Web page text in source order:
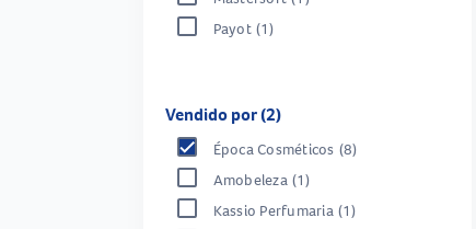
Payot (1)
Vendido por (2)
Época Cosméticos (8)
Amobeleza (1)
Kassio Perfumaria (1)